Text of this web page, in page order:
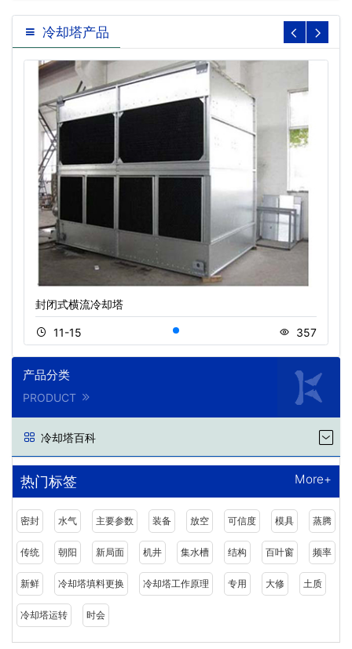
冷却塔产品
封闭式横流冷却塔
11-15 357
产品分类
PRODUCT
冷却塔百科
热门标签 More+
密封 水气 主要参数 装备 放空 可信度 模具 蒸腾
传统 朝阳 新局面 机井 集水槽 结构 百叶窗 频率
新鲜 冷却塔填料更换 冷却塔工作原理 专用 大修 土质
冷却塔运转 时会